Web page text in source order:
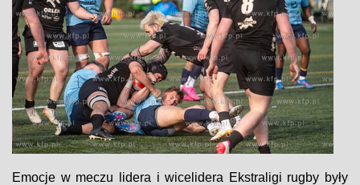
Emocje w meczu lidera i wicelidera Ekstraligi rugby były